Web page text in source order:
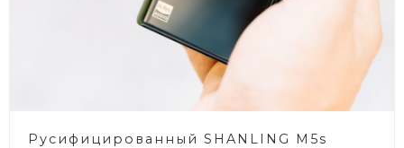
Русифицированный SHANLING M5s